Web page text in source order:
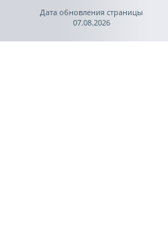
Дата обновления страницы
07.08.2026